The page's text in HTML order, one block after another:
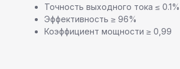
Точность выходного тока ≤ 0.1%
Эффективность ≥ 96%
Коэффициент мощности ≥ 0,99